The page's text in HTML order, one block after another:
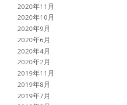
2020年11月
2020年10月
2020年9月
2020年6月
2020年4月
2020年2月
2019年11月
2019年8月
2019年7月